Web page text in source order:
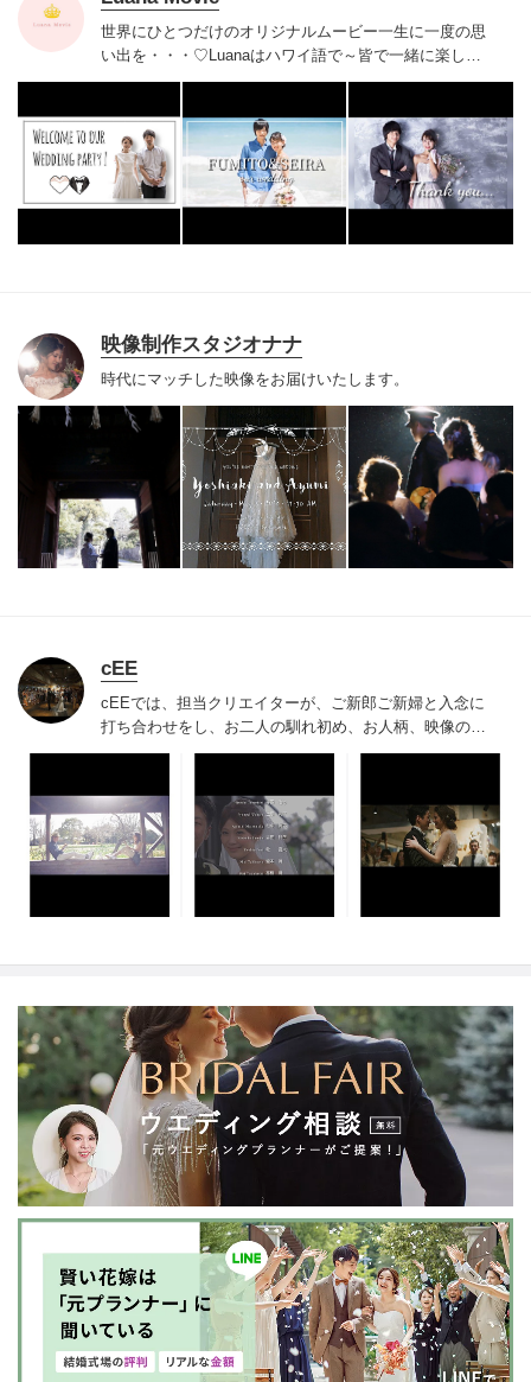
世界にひとつだけのオリジナルムービー一生に一度の思
い出を・・・♡Luanaはハワイ語で～皆で一緒に楽しむ
～という意味があります。新郎新婦様が、作成から完成
くるかドキドキする♪そんな瞬間を皆で一緒に楽しめるよ
う
一生に一度の思い出作りをサポートいたします。
Luana Movieへお任せください！！
映像制作スタジオナナ
時代にマッチした映像をお届けいたします。
cEE
cEEでは、担当クリエイターが、ご新郎ご新婦と入念に
打ち合わせをし、お二人の馴れ初め、お人柄、映像の好
み等を汲み取って映像のストーリーをつくります。世界
つくりあげていきましょう。もちろん主役はご新郎ご新
婦のお二人。 素敵なものがたりが始まります。